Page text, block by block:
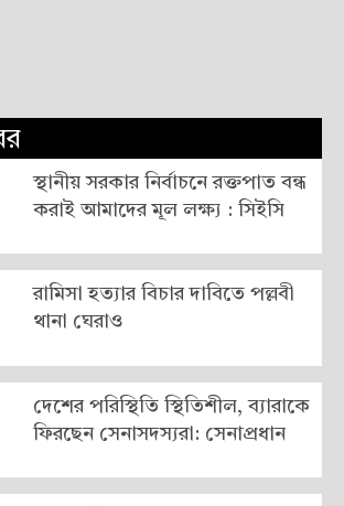
স্থানীয় সরকার নির্বাচনে রক্তপাত বন্ধ
করাই আমাদের মূল লক্ষ্য : সিইসি
রামিসা হত্যার বিচার দাবিতে পল্লবী
থানা ঘেরাও
দেশের পরিস্থিতি স্থিতিশীল, ব্যারাকে
ফিরছেন সেনাসদস্যরা: সেনাপ্রধান